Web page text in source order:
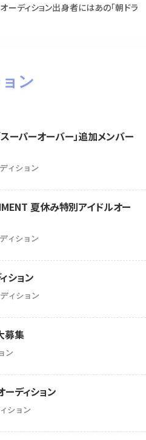
ディション出身者にはあの「朝ドラ
ン
ーパーオーバー」追加メンバー
ィション
夏休み特別アイドルオー
ィション
ション
ィション
募集
ン
ディション
ション